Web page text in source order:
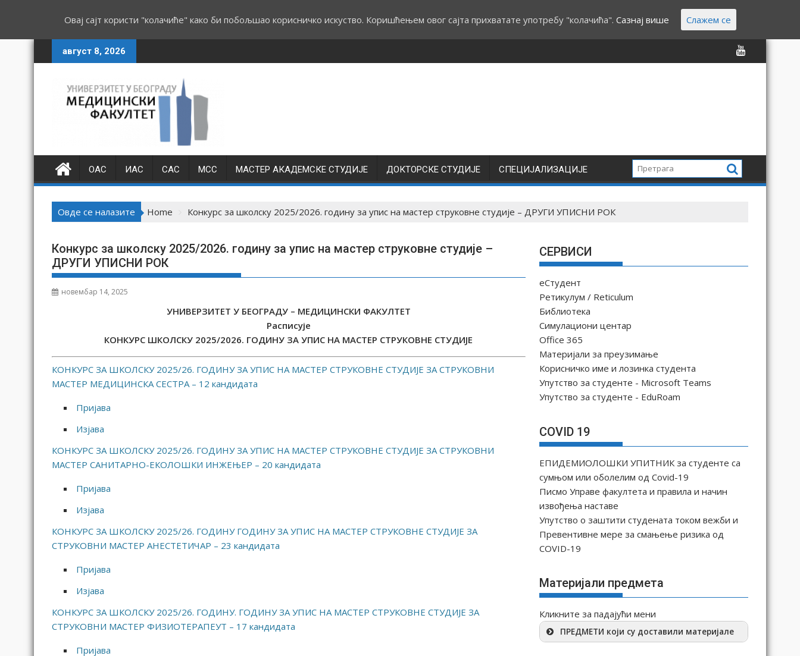
k
e
август 8, 2026
ОАС ИАС САС МСС МАСТЕР АКАДЕМСКЕ СТУДИЈЕ ДОКТОРСКЕ СТУДИЈЕ СПЕЦИЈАЛИЗАЦИЈЕ
Овде се налазите Home Конкурс за школску 2025/⁠2026. годину за упис на мастер струковне студије – ДРУГИ УПИСНИ РОК
Конкурс за школску 2025/⁠2026. годину за упис на мастер струковне студије –
ДРУГИ УПИСНИ РОК
новембар 14, 2025
УНИВЕРЗИТЕТ У БЕОГРАДУ – МЕДИЦИНСКИ ФАКУЛТЕТ
Расписује
КОНКУРС ШКОЛСКУ 2025/⁠2026. ГОДИНУ ЗА УПИС НА МАСТЕР СТРУКОВНЕ СТУДИЈЕ
КОНКУРС ЗА ШКОЛСКУ 2025/26. ГОДИНУ ЗА УПИС НА МАСТЕР СТРУКОВНЕ СТУДИЈЕ ЗА СТРУКОВНИ
МАСТЕР МЕДИЦИНСКА СЕСТРА – 12 кандидата
Пријава
Изјава
КОНКУРС ЗА ШКОЛСКУ 2025/26. ГОДИНУ ЗА УПИС НА МАСТЕР СТРУКОВНЕ СТУДИЈЕ ЗА СТРУКОВНИ
МАСТЕР САНИТАРНО-ЕКОЛОШКИ ИНЖЕЊЕР – 20 кандидата
Пријава
Изјава
КОНКУРС ЗА ШКОЛСКУ 2025/26. ГОДИНУ ГОДИНУ ЗА УПИС НА МАСТЕР СТРУКОВНЕ СТУДИЈЕ ЗА
СТРУКОВНИ МАСТЕР АНЕСТЕТИЧАР – 23 кандидата
Пријава
Изјава
КОНКУРС ЗА ШКОЛСКУ 2025/26. ГОДИНУ. ГОДИНУ ЗА УПИС НА МАСТЕР СТРУКОВНЕ СТУДИЈЕ ЗА
СТРУКОВНИ МАСТЕР ФИЗИОТЕРАПЕУТ – 17 кандидата
Пријава
СЕРВИСИ
еСтудент
Ретикулум / Reticulum
Библиотека
Симулациони центар
Office 365
Материјали за преузимање
Корисничко име и лозинка студента
Упутство за студенте - Microsoft Teams
Упутство за студенте - EduRoam
COVID 19
ЕПИДЕМИОЛОШКИ УПИТНИК за студенте са
сумњом или оболелим од Covid-19
Писмо Управе факултета и правила и начин
извођења наставе
Упутство о заштити студената током вежби и
Превентивне мере за смањење ризика од
COVID-19
Материјали предмета
Кликните за падајући мени
ПРЕДМЕТИ који су доставили материјале
Овај сајт користи "колачиће" како би побољшао корисничко искуство. Коришћењем овог сајта прихватате употребу "колачића". Сазнај више Слажем се